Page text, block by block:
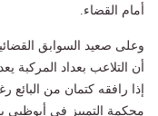
أمام القضاء.
وعلى صعيد السوابق
أن التلاعب بعداد المركبة
إذا رافقه كتمان من البائع
محكمة التمييز في أبوظبي